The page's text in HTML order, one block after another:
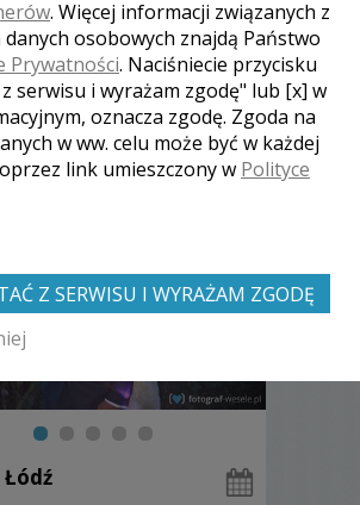
Zobacz więcej
. Więcej informacji związanych z
osobowych znajdą Państwo
Prywatności. Naciśniecie przycisku
serwisu i wyrażam zgodę" lub [x] w
oznacza zgodę. Zgoda na
w ww. celu może być w każdej
link umieszczony w Polityce
Z SERWISU I WYRAŻAM ZGODĘ